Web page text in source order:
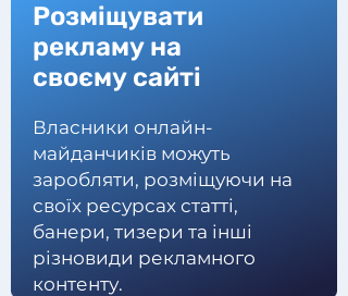
Розміщувати
рекламу на
своєму сайті
Власники онлайн-
майданчиків можуть
заробляти, розміщуючи на
своїх ресурсах статті,
банери, тизери та інші
різновиди рекламного
контенту.